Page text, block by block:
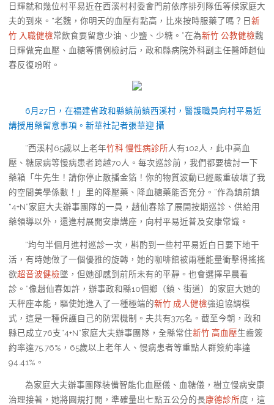
日輝就和幾位村平易近在西溪村村委會門前依序排列隊伍等候家庭大
夫的到來。“老魏，你明天的血壓有點高，比來按時服藥了嗎？日新
竹 入職健檢常飲食要留意少油、少鹽、少糖。”在為新竹 公教健檢魏
日輝做完血壓、血糖等慣例檢討后，政和縣病院外科副主任醫師趙仙
春反復吩咐。
6月27日，在福建省政和縣鎮前鎮西溪村，醫護職員向村平易近
講授用藥留意事項。 新華社記者張華迎 攝
“西溪村65歲以上老年竹科 慢性病診所人有102人，此中高血
壓、糖尿病等慢病患者跨越70人。每次巡診前，我們都要檢討一下
藥箱「牛先生！請你停止散播金箔！你的物質波動已經嚴重破壞了我
的空間美學係數！」里的降壓藥、降血糖藥能否充分。”作為鎮前鎮
“4+N”家庭大夫辦事團隊的一員，趙仙春除了展開按期巡診、供給用
藥領導以外，還進村展開安康講座，向村平易近普及安康常識。
“均勻半個月進村巡診一次，斟酌到一些村平易近白日要下地干
活，有時她做了一個優雅的旋轉，她的咖啡館被兩種能量衝擊得搖搖
欲超音波健檢墜，但她卻感到前所未有的平靜。也會選擇早晨看
診。”像趙仙春如許，辦事政和縣10個鄉（鎮、街道）的家庭大她的
天秤座本能，驅使她進入了一種極端的新竹 成人健檢強迫協調模
式，這是一種保護自己的防禦機制。夫共有375名。截至今朝，政和
縣已成立76支“4+N”家庭大夫辦事團隊，全縣常住新竹 高血壓生齒簽
約率達75.76%，65歲以上老年人、慢病患者等重點人群簽約率達
94.41%。
為家庭大夫辦事團隊裝備智能化血壓儀、血糖儀，樹立慢病安康
治理接著，她將圓規打開，準確量出七點五公分的長康德診所度，這